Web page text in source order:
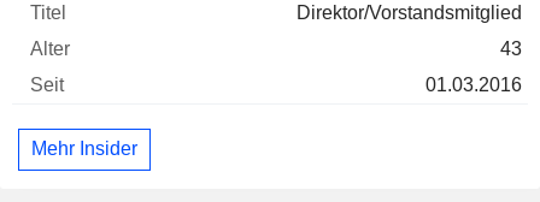
Direktor/Vorstandsmitglied
43
01.03.2016
Mehr Insider